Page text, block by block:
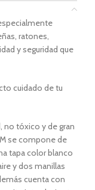
ratones,
y seguridad que
cuidado de tu
no tóxico y de gran
se compone de
tapa color blanco
y dos manillas
cuenta con